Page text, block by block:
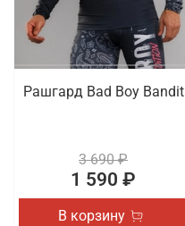
Рашгард Bad Boy Bandit
3 690 ₽
1 590 ₽
В корзину